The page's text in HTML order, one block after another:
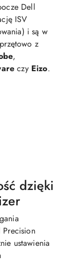
Dell
ISV
i są w
z
,
czy Eizo.
dzięki
Precision
ustawienia